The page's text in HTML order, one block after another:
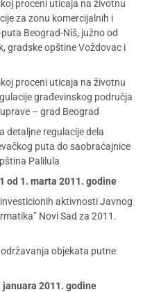
proceni uticaja na životnu
za zonu komercijalnih i
Beograd-Niš, južno od
gradske opštine Voždovac i
proceni uticaja na životnu
građevinskog područja
– grad Beograd
detaljne regulacije dela
puta do saobraćajnice
Palilula
od 1. marta 2011. godine
aktivnosti Javnog
Novi Sad za 2011.
objekata putne
januara 2011. godine